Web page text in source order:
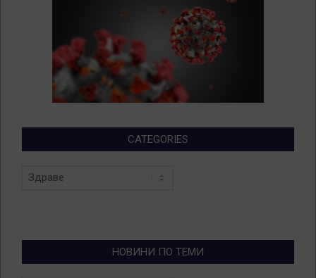
CATEGORIES
Categories
НОВИНИ ПО ТЕМИ